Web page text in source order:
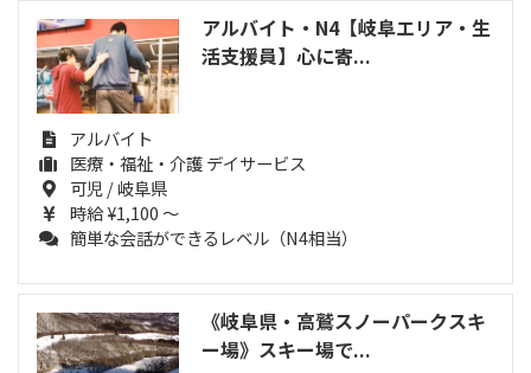
アルバイト・N4【岐阜エリア・生
活支援員】心に寄...
アルバイト
医療・福祉・介護 デイサービス
可児 / 岐阜県
時給 ¥1,100 ～
簡単な会話ができるレベル（N4相当）
《岐阜県・高鷲スノーパークスキ
ー場》スキー場で...